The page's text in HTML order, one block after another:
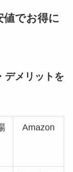
値でお得に
デメリットを
Amazon